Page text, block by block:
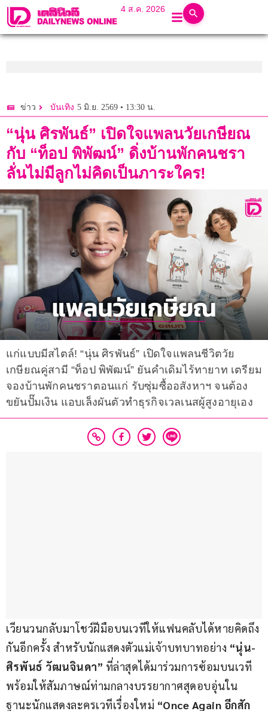
4 ส.ค. 2026
ข่าว บันเทิง 5 มิ.ย. 2569 • 13:30 น.
“นุ่น ศิรพันธ์” เปิดใจแพลนวัยเกษียณ
กับ “ท็อป พิพัฒน์” ดิ่งบ้านพักคนชรา
ลั่นไม่มีลูกไม่คิดเป็นภาระใคร!
แก่แบบมีสไตล์! “นุ่น ศิรพันธ์” เปิดใจแพลนชีวิตวัย
เกษียณคู่สามี “ท็อป พิพัฒน์” ยันคำเดิมไร้ทายาท เตรียม
จองบ้านพักคนชราตอนแก่ รับซุ่มซื้ออสังหาฯ จนต้อง
ขยันปั๊มเงิน แอบเล็งผันตัวทำธุรกิจเวลเนสผู้สูงอายุเอง
เวียนวนกลับมาโชว์ฝีมือบนเวทีให้แฟนคลับได้หายคิดถึง
กันอีกครั้ง สำหรับนักแสดงตัวแม่เจ้าบทบาทอย่าง “นุ่น-
ศิรพันธ์ วัฒนจินดา” ที่ล่าสุดได้มาร่วมการซ้อมบนเวที
พร้อมให้สัมภาษณ์ท่ามกลางบรรยากาศสุดอบอุ่นใน
ฐานะนักแสดงละครเวทีเรื่องใหม่ “Once Again อีกสัก